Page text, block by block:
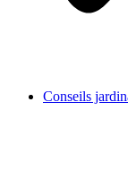
Conseils